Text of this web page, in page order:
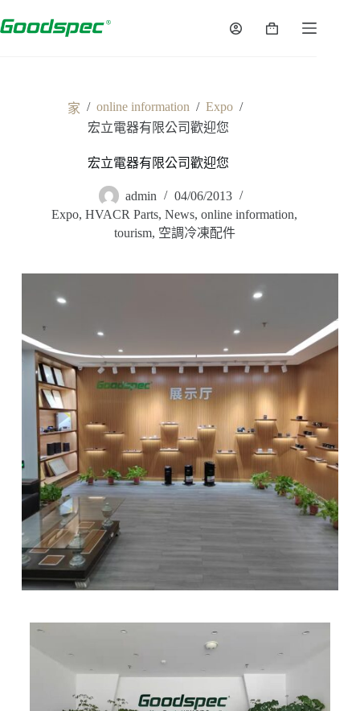
家 / online information / Expo /
宏立電器有限公司歡迎您
宏立電器有限公司歡迎您
admin
04/06/2013
Expo,HVACR Parts,News,online information,
tourism, 空調冷凍配件